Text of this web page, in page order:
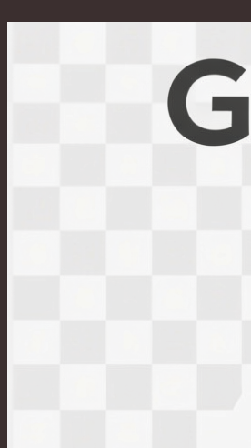
Перейти